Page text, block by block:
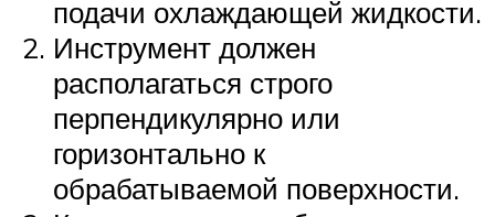
подачи охлаждающей жидкости.
Инструмент должен
располагаться строго
перпендикулярно или
горизонтально к
обрабатываемой поверхности.